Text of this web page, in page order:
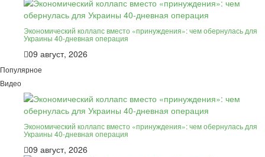
Экономический коллапс вместо «принуждения»: чем обернулась для
Украины 40-дневная операция
09 август, 2026
Популярное
Видео
Экономический коллапс вместо «принуждения»: чем обернулась для
Украины 40-дневная операция
09 август, 2026